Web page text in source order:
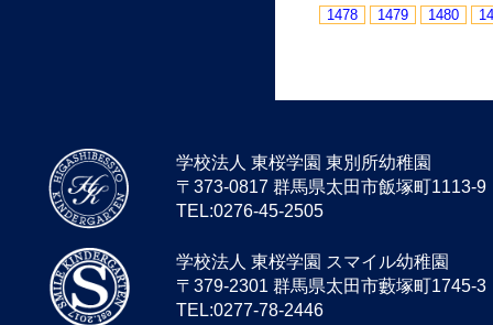
1478
1479 1480
学校法人 東桜学園 東別所幼稚園
〒373-0817 群馬県太田市飯塚町1113-9
TEL:0276-45-2505
学校法人 東桜学園 スマイル幼稚園
〒379-2301 群馬県太田市藪塚町1745-3
TEL:0277-78-2446